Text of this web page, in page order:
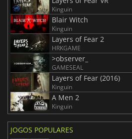
Kinguin
Blair Witch
Kinguin
Layers of Fear 2
HRKGAME
>observer_
GAMESEAL
Layers of Fear (2016)
Kinguin
A Men 2
Kinguin
JOGOS POPULARES